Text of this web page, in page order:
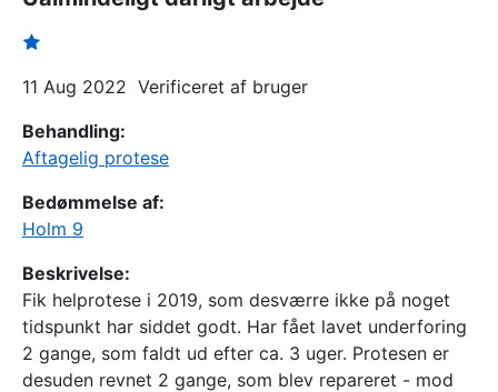
11 Aug 2022 Verificeret af bruger
Behandling:
Aftagelig protese
Bedømmelse af:
Holm 9
Beskrivelse:
Fik helprotese i 2019, som desværre ikke på noget
tidspunkt har siddet godt. Har fået lavet underforing
2 gange, som faldt ud efter ca. 3 uger. Protesen er
desuden revnet 2 gange, som blev repareret - mod